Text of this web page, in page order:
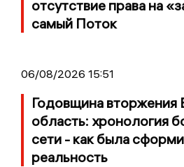
отсутствие права на
самый Поток
06/08/2026 15:51
Годовщина вторжения
область: хронология
сети - как была
реальность